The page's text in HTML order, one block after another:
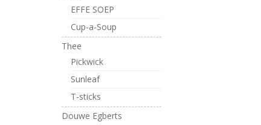
EFFE SOEP
Cup-a-Soup
Thee
Pickwick
Sunleaf
T-sticks
Douwe Egberts